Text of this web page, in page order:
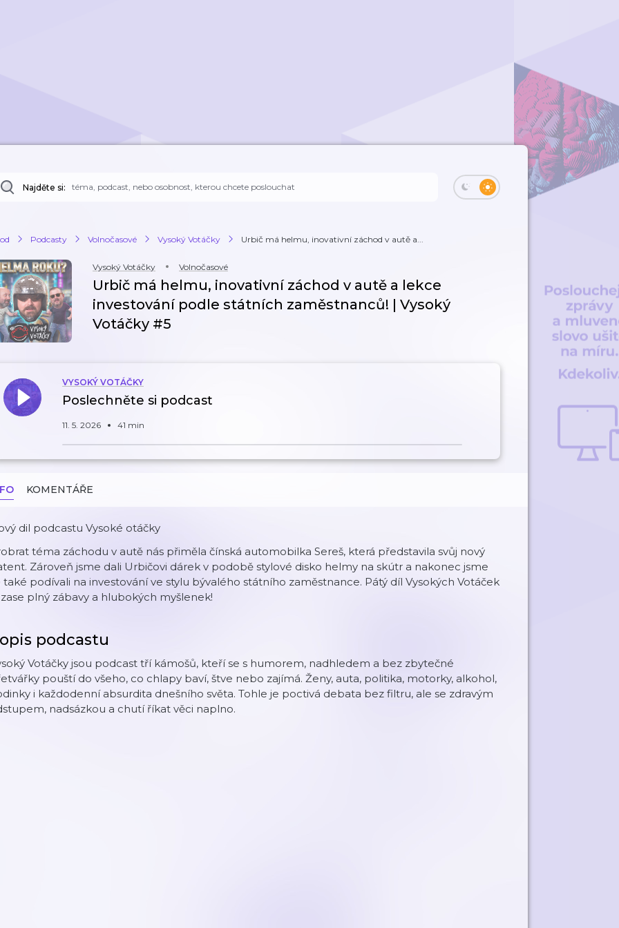
Najděte si:
Podcasty Volnočasové Vysoký Votáčky Urbič má helmu, inovativní záchod v autě a...
Vysoký Votáčky Volnočasové
Urbič má helmu, inovativní záchod v autě a lekce
investování podle státních zaměstnanců! | Vysoký
Votáčky #5
VYSOKÝ VOTÁČKY
Poslechněte si podcast
11. 5. 2026 41 min
KOMENTÁŘE
dil podcastu Vysoké otáčky
téma záchodu v autě nás přiměla čínská automobilka Sereš, která představila svůj nový
Zároveň jsme dali Urbičovi dárek v podobě stylové disko helmy na skútr a nakonec jsme
také podívali na investování ve stylu bývalého státního zaměstnance. Pátý díl Vysokých Votáček
plný zábavy a hlubokých myšlenek!
podcastu
Votáčky jsou podcast tří kámošů, kteří se s humorem, nadhledem a bez zbytečné
pouští do všeho, co chlapy baví, štve nebo zajímá. Ženy, auta, politika, motorky, alkohol,
i každodenní absurdita dnešního světa. Tohle je poctivá debata bez filtru, ale se zdravým
nadsázkou a chutí říkat věci naplno.